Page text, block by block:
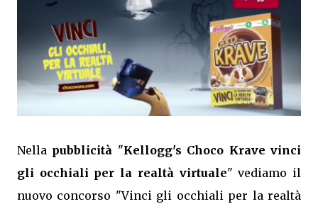
Nella pubblicità "Kellogg's Choco Krave vinci
gli occhiali per la realtà virtuale" vediamo il
nuovo concorso "Vinci gli occhiali per la realtà